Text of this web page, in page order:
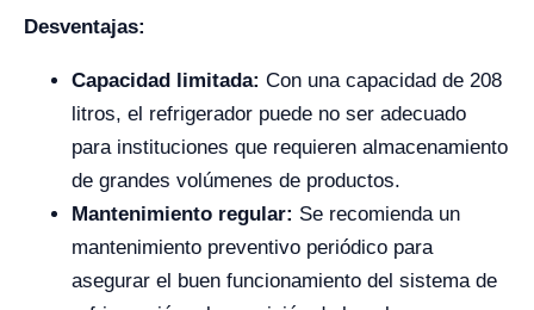
Desventajas:
Capacidad limitada: Con una capacidad de 208
litros, el refrigerador puede no ser adecuado
para instituciones que requieren almacenamiento
de grandes volúmenes de productos.
Mantenimiento regular: Se recomienda un
mantenimiento preventivo periódico para
asegurar el buen funcionamiento del sistema de